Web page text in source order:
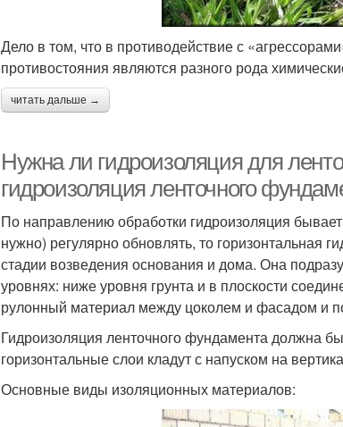
Дело в том, что в противодействие с
противостояния являются разного рода
читать дальше →
Нужна ли гидроизоляция для
гидроизоляция ленточного
По направлению обработки гидроизоляция
нужно) регулярно обновлять, то горизонтальная
стадии возведения основания и дома. Она
уровнях: ниже уровня грунта и в плоскости
рулонный материал между цоколем и фасадом и
Гидроизоляция ленточного фундамента должна
горизонтальные слои кладут с напуском на
Основные виды изоляционных материалов: